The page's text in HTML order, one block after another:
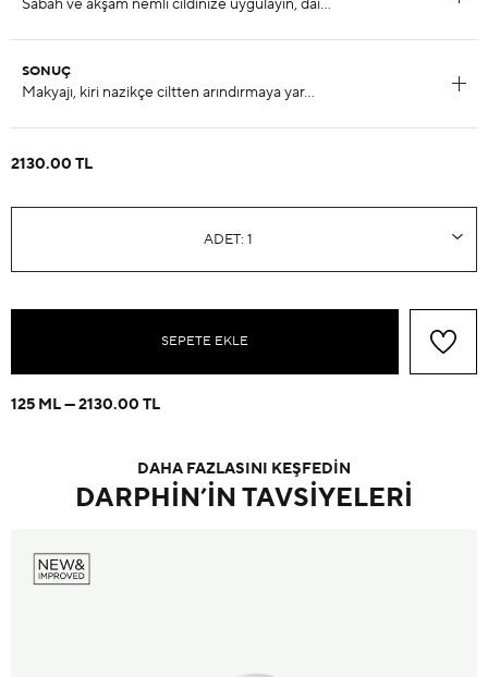
SONUÇ
2130.00 TL
SEPETE EKLE
125 ML 2130.00 TL
DAHA FAZLASINI KEŞFEDİN
DARPHIN’IN TAVSIYELERI